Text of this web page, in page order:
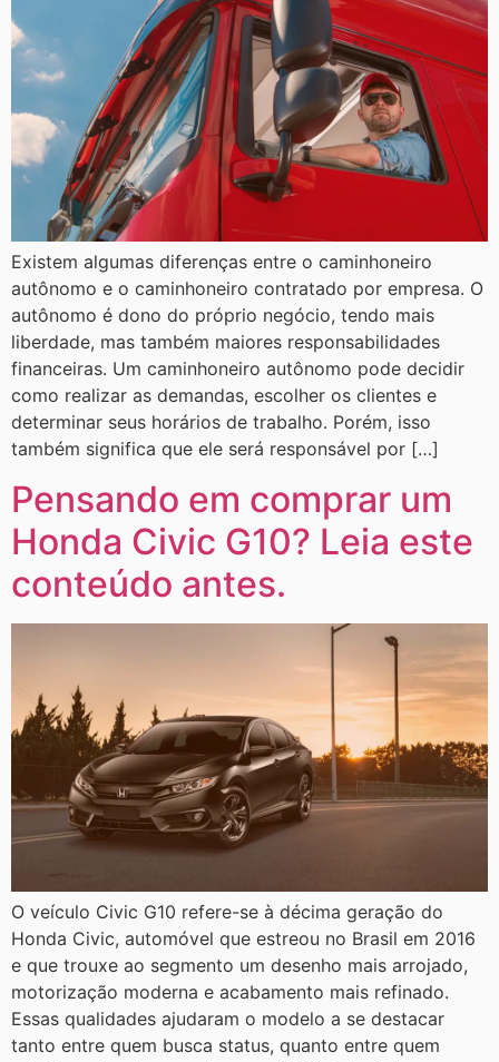
Existem algumas diferenças entre o caminhoneiro
autônomo e o caminhoneiro contratado por empresa. O
autônomo é dono do próprio negócio, tendo mais
liberdade, mas também maiores responsabilidades
financeiras. Um caminhoneiro autônomo pode decidir
como realizar as demandas, escolher os clientes e
determinar seus horários de trabalho. Porém, isso
também significa que ele será responsável por […]
Pensando em comprar um
Honda Civic G10? Leia este
conteúdo antes.
O veículo Civic G10 refere-se à décima geração do
Honda Civic, automóvel que estreou no Brasil em 2016
e que trouxe ao segmento um desenho mais arrojado,
motorização moderna e acabamento mais refinado.
Essas qualidades ajudaram o modelo a se destacar
tanto entre quem busca status, quanto entre quem